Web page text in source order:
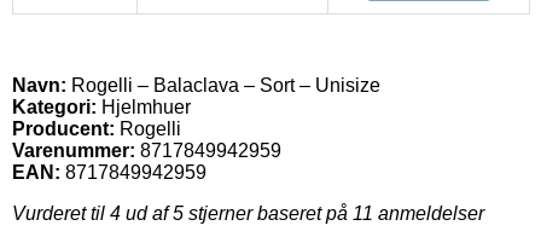
Navn: Rogelli – Balaclava – Sort – Unisize
Kategori: Hjelmhuer
Producent: Rogelli
Varenummer: 8717849942959
EAN: 8717849942959
Vurderet til 4 ud af 5 stjerner baseret på 11 anmeldelser